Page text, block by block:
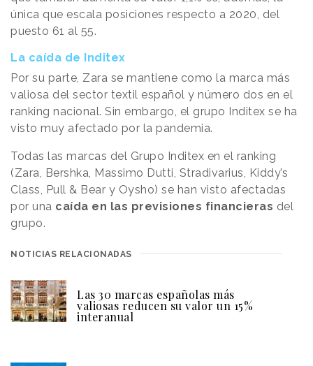
única que escala posiciones respecto a 2020, del
puesto 61 al 55.
La caída de Inditex
Por su parte, Zara se mantiene como la marca más
valiosa del sector textil español y número dos en el
ranking nacional. Sin embargo, el grupo Inditex se ha
visto muy afectado por la pandemia.
Todas las marcas del Grupo Inditex en el ranking
(Zara, Bershka, Massimo Dutti, Stradivarius, Kiddy’s
Class, Pull & Bear y Oysho) se han visto afectadas
por una caída en las previsiones financieras del
grupo.
NOTICIAS RELACIONADAS
Las 30 marcas españolas más
valiosas reducen su valor un 15%
interanual